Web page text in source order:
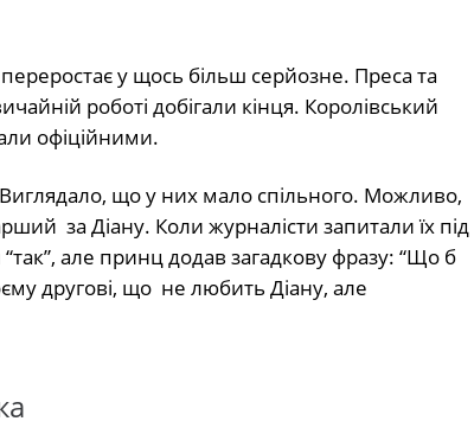
у щось більш серйозне. Преса та
роботі добігали кінця. Королівський
офіційними.
що у них мало спільного. Можливо,
за Діану. Коли журналісти запитали їх під
але принц додав загадкову фразу: “Що б
другові, що не любить Діану, але